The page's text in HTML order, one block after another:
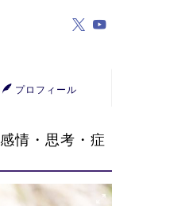
プロフィール
情・思考・症